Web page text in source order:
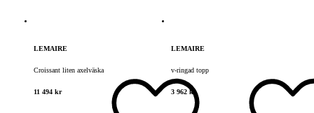
LEMAIRE
Croissant liten axelväska
11 494 kr
LEMAIRE
v-ringad topp
3 962 kr